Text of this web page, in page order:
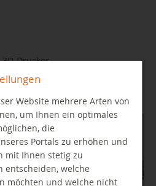
Drucker
Website mehrere Arten von
um Ihnen ein optimales
die
Portals zu erhöhen und
mit Ihnen stetig zu
entscheiden, welche
möchten und welche nicht